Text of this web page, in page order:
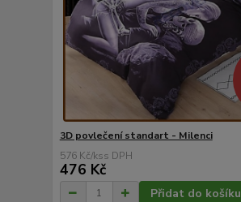
3D povlečení standart - Milenci
576 Kč/ks
476 Kč
Přidat do košíku